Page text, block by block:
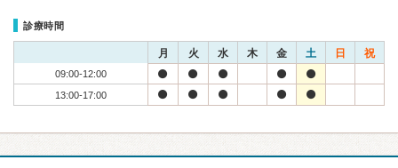
診療時間
月 火 水 木 金 土 日 祝
09:00-12:00
13:00-17:00